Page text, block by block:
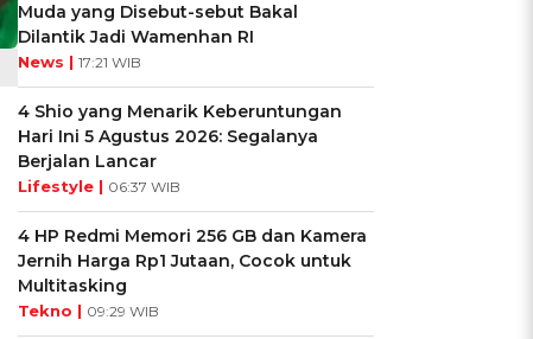
Muda yang Disebut-sebut Bakal
Dilantik Jadi Wamenhan RI
News | 17:21 WIB
4 Shio yang Menarik Keberuntungan
Hari Ini 5 Agustus 2026: Segalanya
Berjalan Lancar
Lifestyle | 06:37 WIB
4 HP Redmi Memori 256 GB dan Kamera
Jernih Harga Rp1 Jutaan, Cocok untuk
Multitasking
Tekno | 09:29 WIB